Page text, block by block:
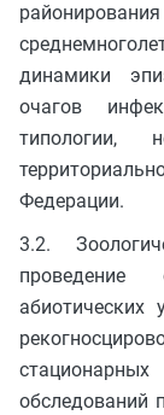
динамики
очагов
типологии,
Федерации.
3.2.
абиотических
обследований